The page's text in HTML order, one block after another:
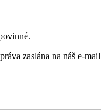
zaslána na náš e-